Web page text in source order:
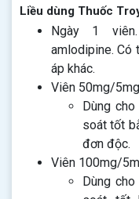
Liều dùng Thuốc
Ngày 1
amlodipine. Có
áp khác.
Viên 50mg/
Dùng
soát tốt
đơn độc.
Viên 100mg/
Dùng